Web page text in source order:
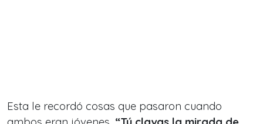
Esta le recordó cosas que pasaron cuando